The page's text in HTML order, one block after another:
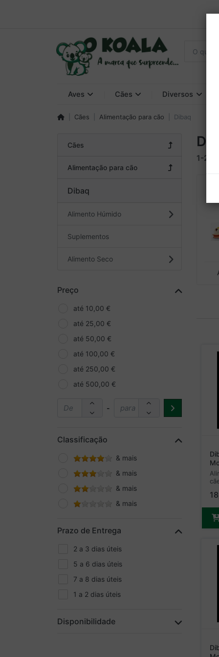
Aves Cães Diversos
Cães Alimentação para cão Dibaq
Cães
Alimentação para cão
Dibaq
Alimento Húmido
Suplementos
Alimento Seco
Preço
até 10,00 €
até 25,00 €
até 50,00 €
até 100,00 €
até 250,00 €
até 500,00 €
-
Classificação
& mais
& mais
& mais
& mais
Prazo de Entrega
2 a 3 dias úteis
5 a 6 dias úteis
7 a 8 dias úteis
1 a 2 dias úteis
Disponibilidade
1-24
e